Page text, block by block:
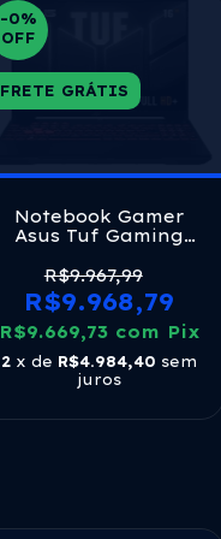
-0%
OFF
FRETE GRÁTIS
Notebook Gamer
Asus Tuf Gaming
Rtx 4050, 16gb Ram,
512gb Ssd, Linux
Keepos, Tela 16 Ips
144hz, Mecha Gray -
Fa607nuq-rl167
R$9.967,99
R$9.968,79
R$9.669,73 com Pix
2 x de R$4.984,40 sem
juros